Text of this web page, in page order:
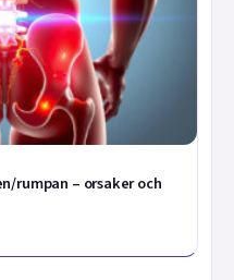
rumpan – orsaker och